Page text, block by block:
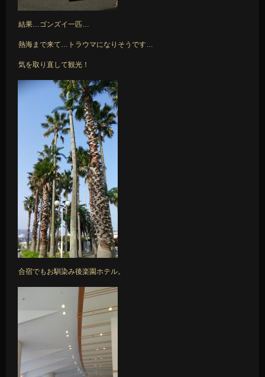
結果…ゴンズイ一匹…
熱海まで来て…トラウマになりそうです…
気を取り直して観光！
合宿でもお馴染み後楽園ホテル。